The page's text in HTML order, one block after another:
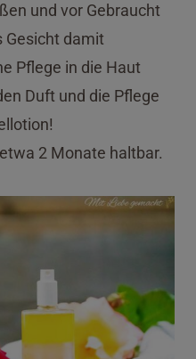
und vor Gebraucht
Gesicht damit
Pflege in die Haut
Duft und die Pflege
2 Monate haltbar.